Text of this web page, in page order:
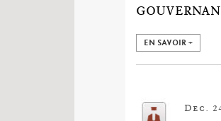
EN SAVOIR +
Dec.